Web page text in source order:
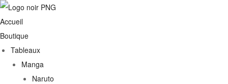
Accueil
Boutique
Tableaux
Manga
Naruto